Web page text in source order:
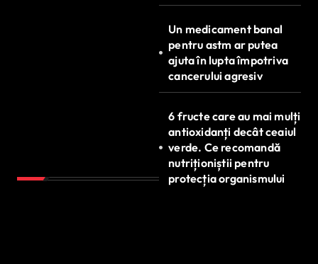
Un medicament banal
pentru astm ar putea
ajuta în lupta împotriva
cancerului agresiv
6 fructe care au mai mulți
antioxidanți decât ceaiul
verde. Ce recomandă
nutriționiștii pentru
protecția organismului